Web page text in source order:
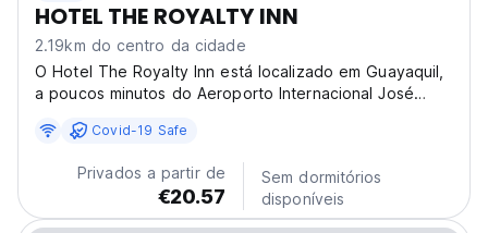
HOTEL THE ROYALTY INN
2.19km do centro da cidade
O Hotel The Royalty Inn está localizado em Guayaquil,
a poucos minutos do Aeroporto Internacional José
estacionamento privado gratuito e um lounge
partilhado onde os hóspedes podem relaxar. Todos os
quartos...
Covid-19 Safe
Privados a partir de
€20.57
Sem dormitórios
disponíveis